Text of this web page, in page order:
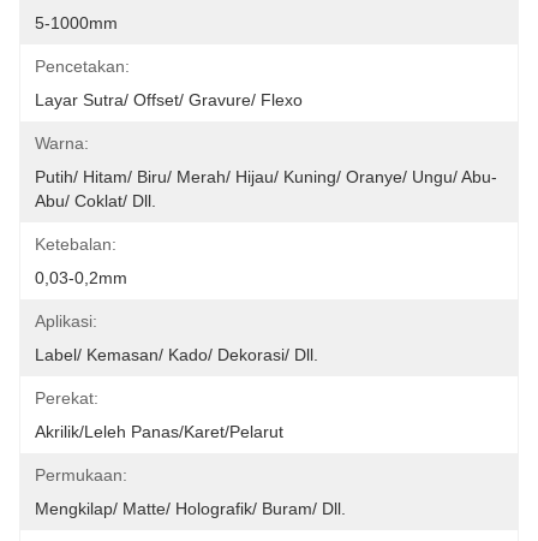
5-1000mm
Pencetakan:
Layar Sutra/ Offset/ Gravure/ Flexo
Warna:
Putih/ Hitam/ Biru/ Merah/ Hijau/ Kuning/ Oranye/ Ungu/ Abu-
Abu/ Coklat/ Dll.
Ketebalan:
0,03-0,2mm
Aplikasi:
Label/ Kemasan/ Kado/ Dekorasi/ Dll.
Perekat:
Akrilik/Leleh Panas/Karet/Pelarut
Permukaan:
Mengkilap/ Matte/ Holografik/ Buram/ Dll.